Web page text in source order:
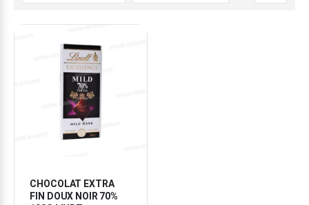
CHOCOLAT EXTRA
FIN DOUX NOIR 70%